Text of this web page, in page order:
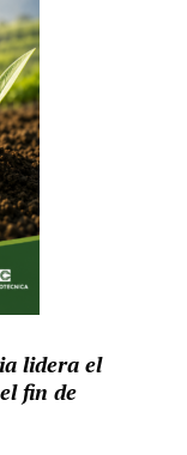
lidera el
fin de